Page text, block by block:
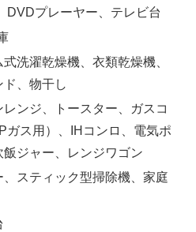
DVDプレーヤー、テレビ台
洗濯乾燥機、衣類乾燥機、
、物干し
ンジ、トースター、ガスコ
ガス用）、IHコンロ、電気ポ
ジャー、レンジワゴン
スティック型掃除機、家庭